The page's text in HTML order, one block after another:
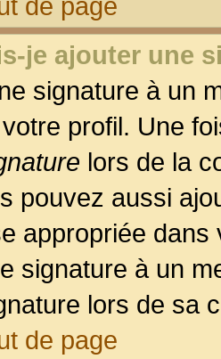
je ajouter une
signature à un
profil. Une
lors de la
pouvez aussi
appropriée
signature à un
lors de sa
de page